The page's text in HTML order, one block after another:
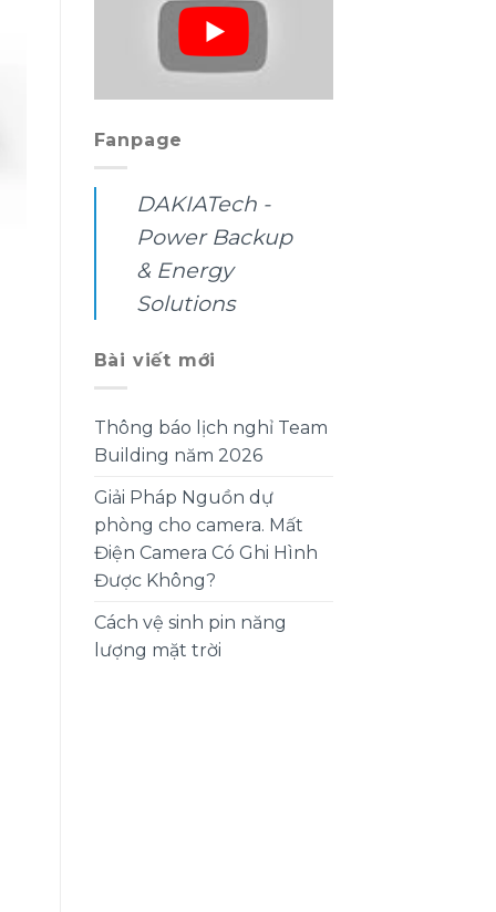
Fanpage
DAKIATech -
Power Backup
& Energy
Solutions
Bài viết mới
Thông báo lịch nghỉ Team
Building năm 2026
Giải Pháp Nguồn dự
phòng cho camera. Mất
Điện Camera Có Ghi Hình
Được Không?
Cách vệ sinh pin năng
lượng mặt trời